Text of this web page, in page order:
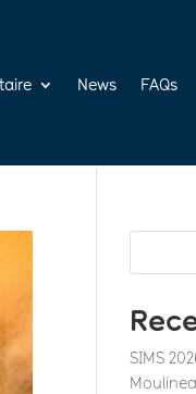
News FAQs
SIMS